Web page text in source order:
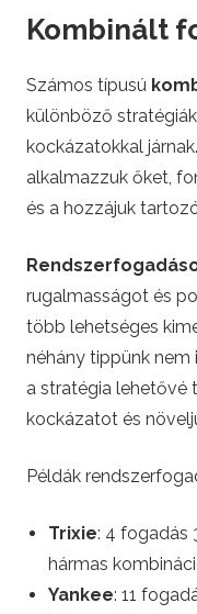
Kombinált
Számos típusú
különböző
kockázatokkal
alkalmazzuk őket,
és a hozzájuk
rugalmasságot és
több lehetséges
néhány tippünk nem
a stratégia lehetővé
kockázatot és
Példák
Trixie: 4 fogadás
hármas
Yankee: 11